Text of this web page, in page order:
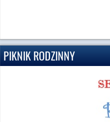
PIKNIK RODZINNY